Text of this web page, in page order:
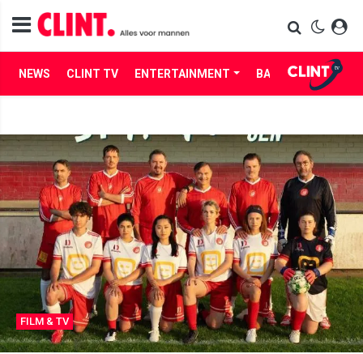
NEWS CLINT TV ENTERTAINMENT BABES LIFE
FILM & TV